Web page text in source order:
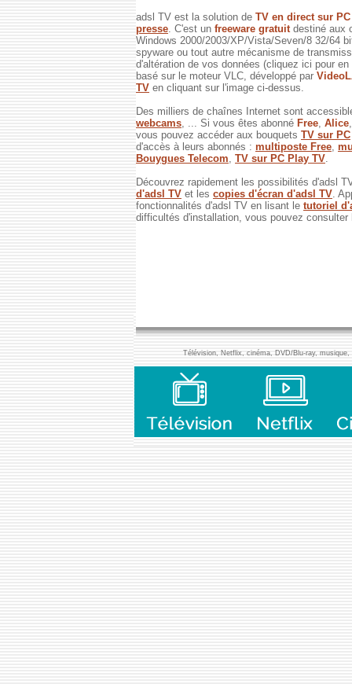
adsl TV est la solution de TV en direct sur
presse . C'est un freeware gratuit destiné aux
Windows 2000/2003/XP/Vista/Seven/8 32/64
spyware ou tout autre mécanisme de
d'altération de vos données (cliquez ici pour
basé sur le moteur VLC, développé par
TV en cliquant sur l'image ci-dessus.
Des milliers de chaînes Internet sont
webcams , ... Si vous êtes abonné Free Alice
vous pouvez accéder aux bouquets TV sur PC
d'accès à leurs abonnés : multiposte Free
Bouygues Telecom TV sur PC Play TV
Découvrez rapidement les possibilités d'adsl
d'adsl TV et les copies d'écran d'adsl TV .
fonctionnalités d'adsl TV en lisant le tutoriel
difficultés d'installation, vous pouvez
Télévision, Netflix, cinéma, DVD/Blu-ray,